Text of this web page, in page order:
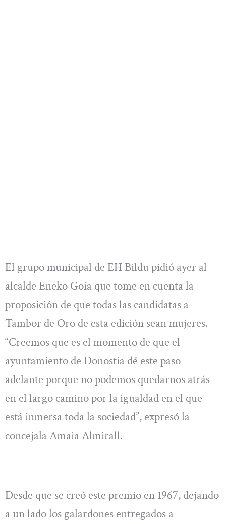
El grupo municipal de EH Bildu pidió ayer al
alcalde Eneko Goia que tome en cuenta la
proposición de que todas las candidatas a
Tambor de Oro de esta edición sean mujeres.
“Creemos que es el momento de que el
ayuntamiento de Donostia dé este paso
adelante porque no podemos quedarnos atrás
en el largo camino por la igualdad en el que
está inmersa toda la sociedad”, expresó la
concejala Amaia Almirall.
Desde que se creó este premio en 1967, dejando
a un lado los galardones entregados a